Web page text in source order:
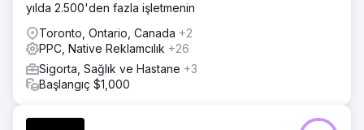
yılda 2.500'den fazla işletmenin
Toronto, Ontario, Canada +2
PPC, Native Reklamcılık +26
Sigorta, Sağlık ve Hastane +3
Başlangıç $1,000